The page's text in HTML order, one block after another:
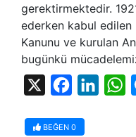
gerektirmektedir.
ederken kabul edilen
Kanunu ve kurulan
bugünkü
Facebook
BEĞEN 0